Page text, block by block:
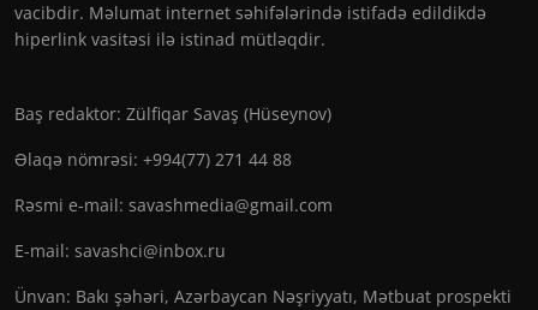
vacibdir. Məlumat internet səhifələrində istifadə edildikdə
hiperlink vasitəsi ilə istinad mütləqdir.
Baş redaktor: Zülfiqar Savaş (Hüseynov)
Əlaqə nömrəsi: +994(77) 271 44 88
Rəsmi e-mail: savashmedia@gmail.com
E-mail: savashci@inbox.ru
Ünvan: Bakı şəhəri, Azərbaycan Nəşriyyatı, Mətbuat prospekti